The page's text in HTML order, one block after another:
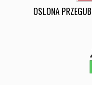
OSLONA